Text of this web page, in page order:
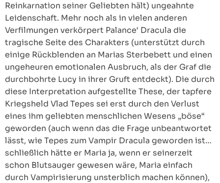
Reinkarnation seiner Geliebten hält) ungeahnte
Leidenschaft. Mehr noch als in vielen anderen
Verfilmungen verkörpert Palance‘ Dracula die
tragische Seite des Charakters (unterstützt durch
einige Rückblenden an Marias Sterbebett und einen
ungeheuren emotionalen Ausbruch, als der Graf die
durchbohrte Lucy in ihrer Gruft entdeckt). Die durch
diese Interpretation aufgestellte These, der tapfere
Kriegsheld Vlad Tepes sei erst durch den Verlust
eines ihm geliebten menschlichen Wesens „böse“
geworden (auch wenn das die Frage unbeantwortet
lässt, wie Tepes zum Vampir Dracula geworden ist…
schließlich hätte er Maria ja, wenn er seinerzeit
schon Blutsauger gewesen wäre, Maria einfach
durch Vampirisierung unsterblich machen können),